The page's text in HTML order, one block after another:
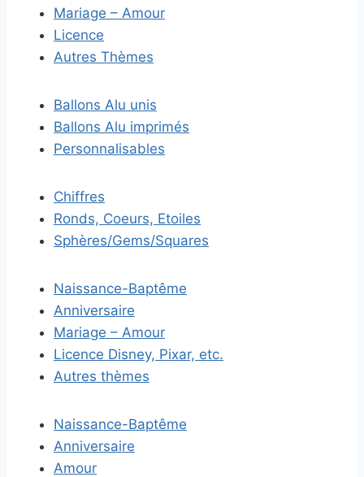
Mariage – Amour
Licence
Autres Thèmes
Ballons Alu unis
Ballons Alu imprimés
Personnalisables
Chiffres
Ronds, Coeurs, Etoiles
Sphères/Gems/Squares
Naissance-Baptême
Anniversaire
Mariage – Amour
Licence Disney, Pixar, etc.
Autres thèmes
Naissance-Baptême
Anniversaire
Amour